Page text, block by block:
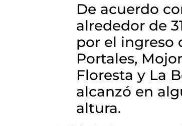
De acuerdo
alrededor de
por el ingreso
Portales,
Floresta y La
alcanzó en
altura.